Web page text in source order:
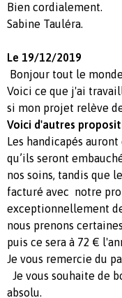
Bien cordialement.
Sabine Tauléra.
Le 19/12/2019
Bonjour tout le
Voici ce que j'ai
si mon projet relève
Voici d'autres
Les handicapés
qu’ils seront
nos soins, tandis que
facturé avec notre
exceptionnellement
nous prenons
puis ce sera à 72 €
Je vous remercie du
Je vous souhaite de
absolu.